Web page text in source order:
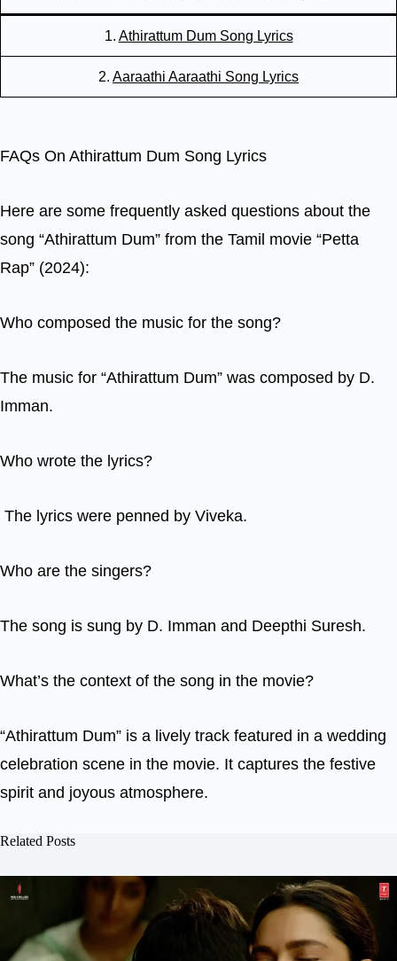
1. Athirattum Dum Song Lyrics
2. Aaraathi Aaraathi Song Lyrics
FAQs On Athirattum Dum Song Lyrics
Here are some frequently asked questions about the
song “Athirattum Dum” from the Tamil movie “Petta
Rap” (2024):
Who composed the music for the song?
The music for “Athirattum Dum” was composed by D.
Imman.
Who wrote the lyrics?
The lyrics were penned by Viveka.
Who are the singers?
The song is sung by D. Imman and Deepthi Suresh.
What’s the context of the song in the movie?
“Athirattum Dum” is a lively track featured in a wedding
celebration scene in the movie. It captures the festive
spirit and joyous atmosphere.
Related Posts